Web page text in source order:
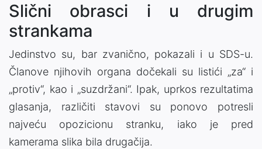
Slični obrasci i u drugim
strankama
Jedinstvo su, bar zvanično, pokazali i u SDS-u.
Članove njihovih organa dočekali su listići „za“ i
„protiv“, kao i „suzdržani“. Ipak, uprkos rezultatima
glasanja, različiti stavovi su ponovo potresli
najveću opozicionu stranku, iako je pred
kamerama slika bila drugačija.